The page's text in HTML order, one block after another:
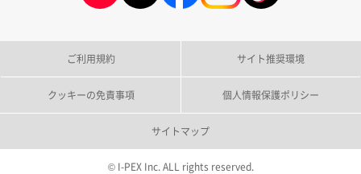
ご利用規約 サイト推奨環境
クッキーの免責事項 個人情報保護ポリシー
サイトマップ
© I-PEX Inc. ALL rights reserved.